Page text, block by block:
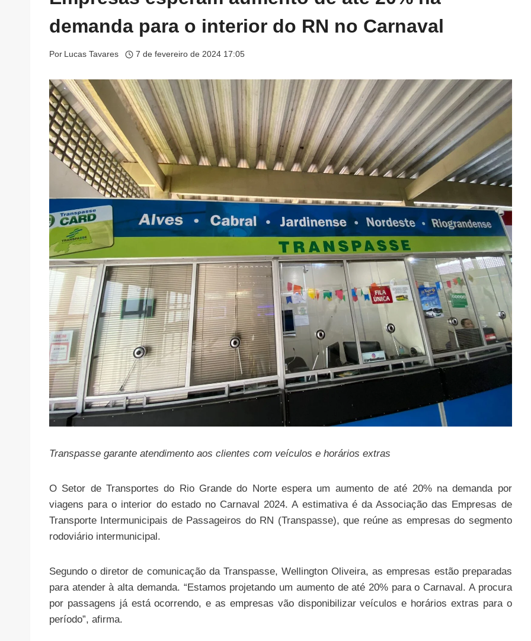
demanda para o interior do RN no Carnaval
Por Lucas Tavares 7 de fevereiro de 2024 17:05
Transpasse garante atendimento aos clientes com veículos e horários extras
O Setor de Transportes do Rio Grande do Norte espera um aumento de até 20% na demanda por
viagens para o interior do estado no Carnaval 2024. A estimativa é da Associação das Empresas de
Transporte Intermunicipais de Passageiros do RN (Transpasse), que reúne as empresas do segmento
rodoviário intermunicipal.
Segundo o diretor de comunicação da Transpasse, Wellington Oliveira, as empresas estão preparadas
para atender à alta demanda. “Estamos projetando um aumento de até 20% para o Carnaval. A procura
por passagens já está ocorrendo, e as empresas vão disponibilizar veículos e horários extras para o
período”, afirma.